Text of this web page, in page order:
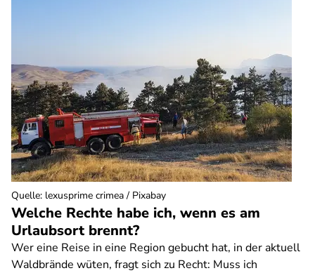
Welche Rechte habe ich, wenn es am
Urlaubsort brennt?
Wer eine Reise in eine Region gebucht hat, in der aktuell
Waldbrände wüten, fragt sich zu Recht: Muss ich
Quelle: lexusprime crimea / Pixabay